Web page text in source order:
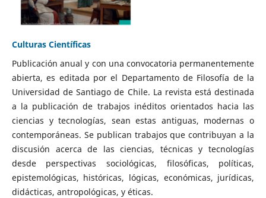
Culturas Científicas
Publicación anual y con una convocatoria permanentemente
abierta, es editada por el Departamento de Filosofía de la
Universidad de Santiago de Chile. La revista está destinada
a la publicación de trabajos inéditos orientados hacia las
ciencias y tecnologías, sean estas antiguas, modernas o
contemporáneas. Se publican trabajos que contribuyan a la
discusión acerca de las ciencias, técnicas y tecnologías
desde perspectivas sociológicas, filosóficas, políticas,
epistemológicas, históricas, lógicas, económicas, jurídicas,
didácticas, antropológicas, y éticas.